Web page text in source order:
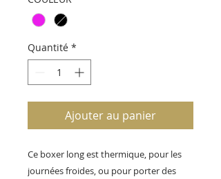
Quantité *
Ajouter au panier
Ce boxer long est thermique, pour les
journées froides, ou pour porter des